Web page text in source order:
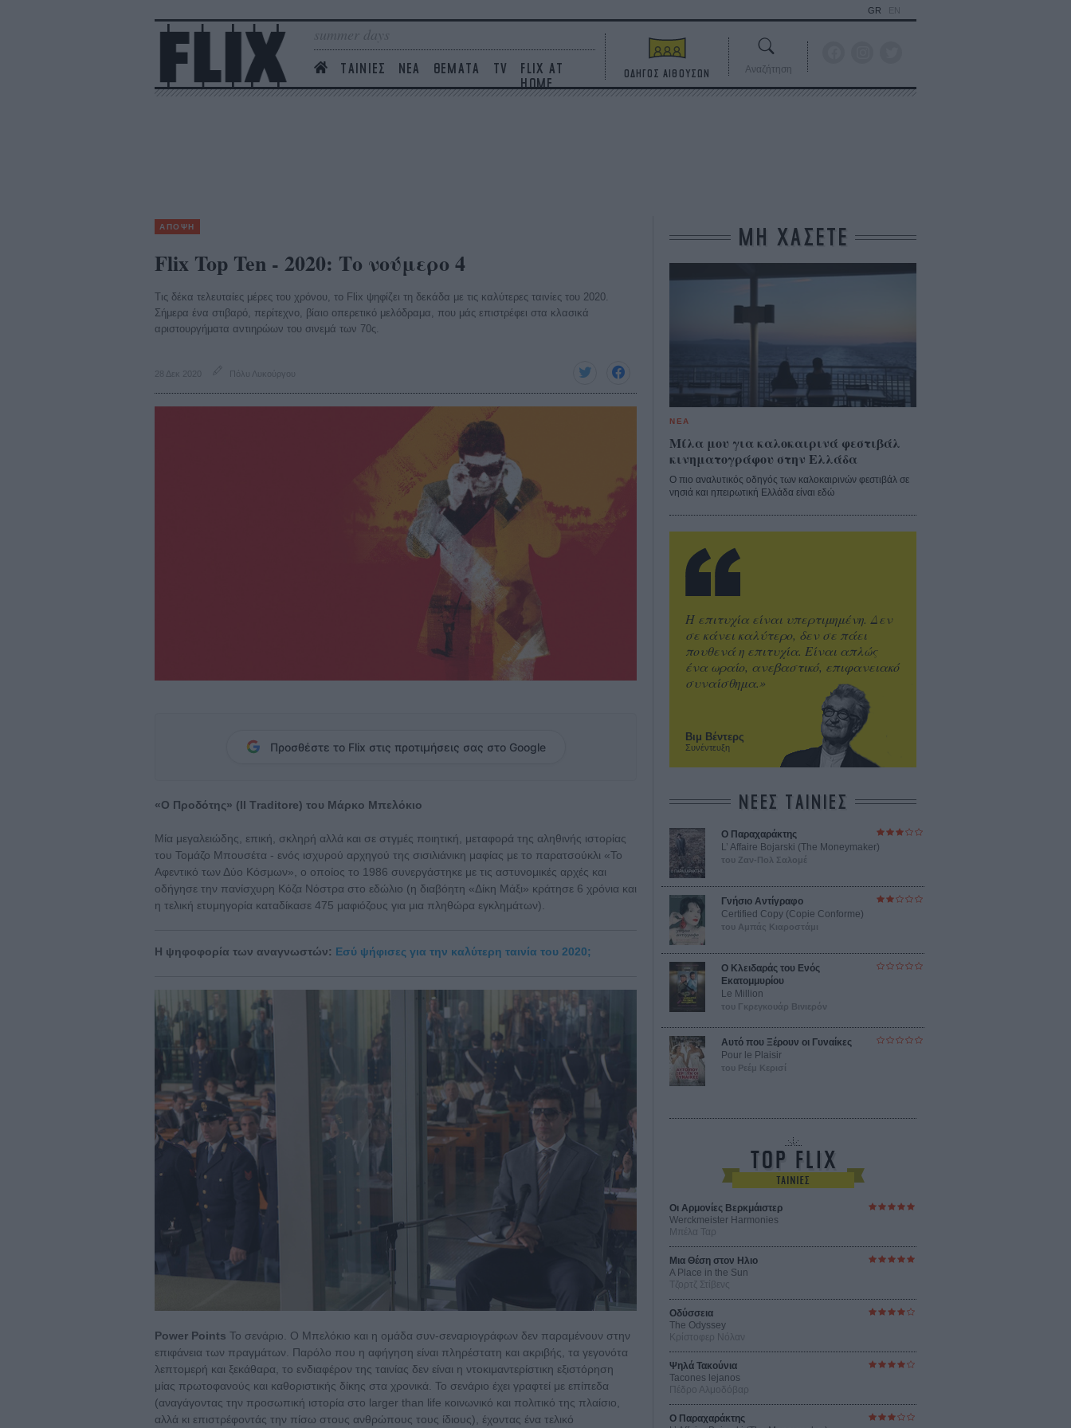
summer days
ΤΑΙΝΙΕΣ ΝΕΑ ΘΕΜΑΤΑ TV
FLIX AT
HOME
GR EN
ΟΔΗΓΟΣ ΑΙΘΟΥΣΩΝ Αναζήτηση
ΑΠΟΨΗ
Flix Top Ten - 2020: Το νούμερο 4
Τις δέκα τελευταίες μέρες του χρόνου, το Flix ψηφίζει τη δεκάδα με τις καλύτερες ταινίες του 2020.
Σήμερα ένα στιβαρό, περίτεχνο, βίαιο οπερετικό μελόδραμα, που μάς επιστρέφει στα κλασικά
αριστουργήματα αντιηρώων του σινεμά των 70ς.
28 Δεκ 2020 Πόλυ Λυκούργου
Προσθέστε το Flix στις προτιμήσεις σας στο Google
«Ο Προδότης» (Ιl Τraditore) του Μάρκο Μπελόκιο
Μία μεγαλειώδης, επική, σκληρή αλλά και σε στγμές ποιητική, μεταφορά της αληθινής ιστορίας
του Τομάζο Μπουσέτα - ενός ισχυρού αρχηγού της σισιλιάνικη μαφίας με το παρατσούκλι «Το
Αφεντικό των Δύο Κόσμων», ο οποίος το 1986 συνεργάστηκε με τις αστυνομικές αρχές και
οδήγησε την πανίσχυρη Κόζα Νόστρα στο εδώλιο (η διαβόητη «Δίκη Μάξι» κράτησε 6 χρόνια και
η τελική ετυμηγορία καταδίκασε 475 μαφιόζους για μια πληθώρα εγκλημάτων).
Η ψηφοφορία των αναγνωστών: Εσύ ψήφισες για την καλύτερη ταινία του 2020;
Power Points Το σενάριο. Ο Μπελόκιο και η ομάδα συν-σεναριογράφων δεν παραμένουν στην
επιφάνεια των πραγμάτων. Παρόλο που η αφήγηση είναι πληρέστατη και ακριβής, τα γεγονότα
λεπτομερή και ξεκάθαρα, το ενδιαφέρον της ταινίας δεν είναι η ντοκιμαντερίστικη εξιστόρηση
μίας πρωτοφανούς και καθοριστικής δίκης στα χρονικά. Το σενάριο έχει γραφτεί με επίπεδα
(αναγάγοντας την προσωπική ιστορία στο larger than life κοινωνικό και πολιτικό της πλαίσιο,
αλλά κι επιστρέφοντάς την πίσω στους ανθρώπους τους ίδιους), έχοντας ένα τελικό
ΜΗ ΧΑΣΕΤΕ
ΝΕΑ
Μίλα μου για καλοκαιρινά φεστιβάλ
κινηματογράφου στην Ελλάδα
Ο πιο αναλυτικός οδηγός των καλοκαιρινών φεστιβάλ σε
νησιά και ηπειρωτική Ελλάδα είναι εδώ
Βιμ Βέντερς
Συνέντευξη
Η επιτυχία είναι υπερτιμημένη. Δεν
σε κάνει καλύτερο, δεν σε πάει
πουθενά η επιτυχία. Είναι απλώς
ένα ωραίο, ανεβαστικό, επιφανειακό
συναίσθημα.»
ΝΕΕΣ ΤΑΙΝΙΕΣ
Ο Παραχαράκτης
L’ Affaire Bojarski (The Moneymaker)
του Ζαν-Πολ Σαλομέ
Γνήσιο Αντίγραφο
Certified Copy (Copie Conforme)
του Αμπάς Κιαροστάμι
Ο Κλειδαράς του Ενός
Εκατομμυρίου
Le Million
του Γκρεγκουάρ Βινιερόν
Αυτό που Ξέρουν οι Γυναίκες
Pour le Plaisir
του Ρεέμ Κερισί
Οι Αρμονίες Βερκμάιστερ
Werckmeister Harmonies
Μπέλα Ταρ
Μια Θέση στον Ηλιο
A Place in the Sun
Τζορτζ Στίβενς
Οδύσσεια
The Odyssey
Κρίστοφερ Νόλαν
Ψηλά Τακούνια
Tacones lejanos
Πέδρο Αλμοδόβαρ
Ο Παραχαράκτης